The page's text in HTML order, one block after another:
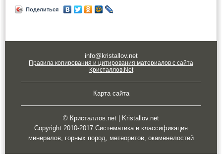
Поделиться
info@kristallov.net
Правила копирования и цитирования материалов с сайта
Кристаллов.Net
Карта сайта
© Кристаллов.net | Kristallov.net
Copyright 2010-2017 Систематика и классификация
минералов, горных пород, метеоритов, окаменелостей